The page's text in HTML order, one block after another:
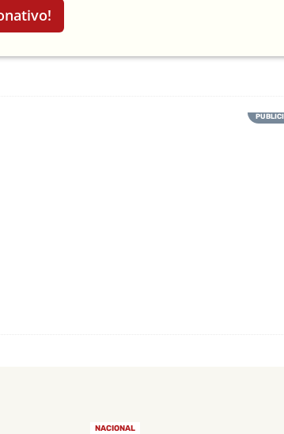
NACIONAL